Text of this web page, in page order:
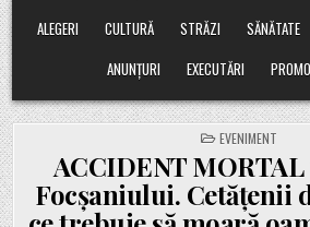
ALEGERI
CULTURĂ STRĂZI SĂNĂTATE
ANUNȚURI
EXECUTĂRI PROMO
POSTED
IN
EVENIMENT
ACCIDENT
Focșaniului. Cetățenii